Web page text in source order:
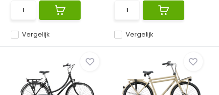
Vergelijk Vergelijk